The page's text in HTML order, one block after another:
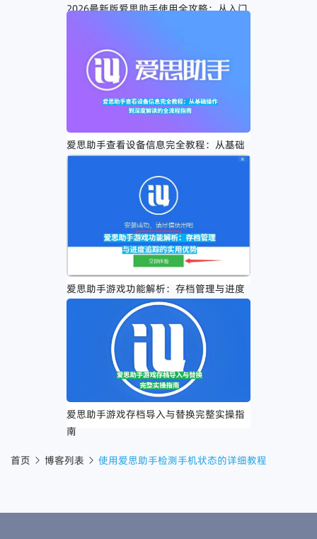
2026最新版爱思助手使用全攻略：从入门
爱思助手查看设备信息完全教程：从基础
操作到深度解读的全流程指南
爱思助手游戏功能解析：存档管理与进度
追踪的实用优势
爱思助手游戏存档导入与替换完整实操指
南
首页 博客列表 使用爱思助手检测手机状态的详细教程